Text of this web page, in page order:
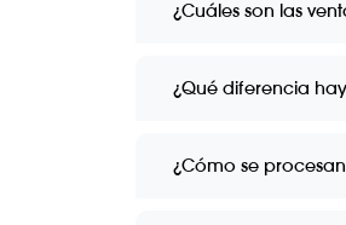
¿Cuáles son las
¿Qué diferencia
¿Cómo se